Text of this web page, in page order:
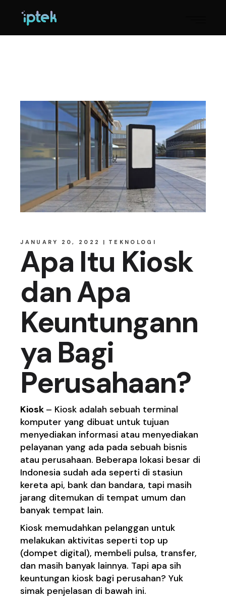
JANUARY 20, 2022 TEKNOLOGI
Apa Itu Kiosk
dan Apa
Keuntungann
ya Bagi
Perusahaan?
Kiosk – Kiosk adalah sebuah terminal
komputer yang dibuat untuk tujuan
menyediakan informasi atau menyediakan
pelayanan yang ada pada sebuah bisnis
atau perusahaan. Beberapa lokasi besar di
Indonesia sudah ada seperti di stasiun
kereta api, bank dan bandara, tapi masih
jarang ditemukan di tempat umum dan
banyak tempat lain.
Kiosk memudahkan pelanggan untuk
melakukan aktivitas seperti top up
(dompet digital), membeli pulsa, transfer,
dan masih banyak lainnya. Tapi apa sih
keuntungan kiosk bagi perusahan? Yuk
simak penjelasan di bawah ini.